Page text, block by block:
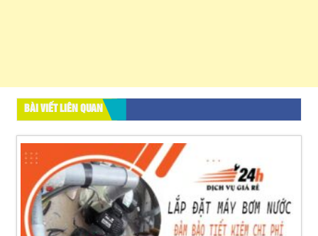
BÀI VIẾT LIÊN QUAN